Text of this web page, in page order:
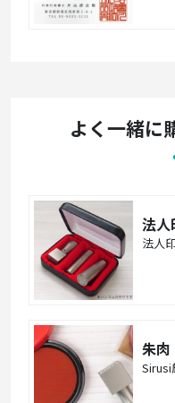
よく一緒に
法人
法人
朱肉
Sirusi